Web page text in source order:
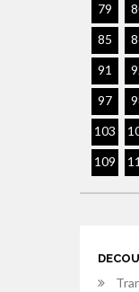
79
85
91
97
103
109